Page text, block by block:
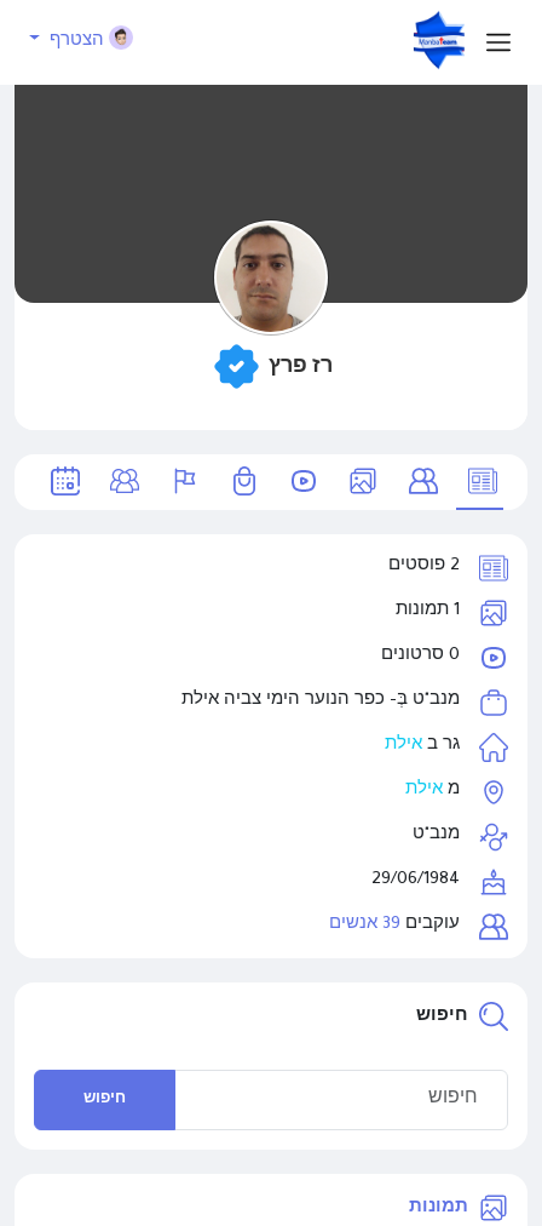
הצטרף
רז פרץ
2 פוסטים
1 תמונות
0 סרטונים
מנב"ט בְּ- כפר הנוער הימי צביה אילת
גר ב אילת
מ אילת
מנב"ט
29/06/1984
עוקבים 39 אנשים
חיפוש
חיפוש
תמונות